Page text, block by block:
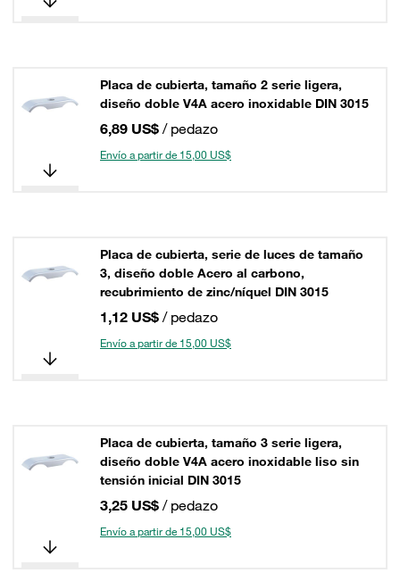
Placa de cubierta, tamaño 2 serie ligera,
diseño doble V4A acero inoxidable DIN 3015
6,89 US$ / pedazo
Envío a partir de 15,00 US$
Placa de cubierta, serie de luces de tamaño
3, diseño doble Acero al carbono,
recubrimiento de zinc/níquel DIN 3015
1,12 US$ / pedazo
Envío a partir de 15,00 US$
Placa de cubierta, tamaño 3 serie ligera,
diseño doble V4A acero inoxidable liso sin
tensión inicial DIN 3015
3,25 US$ / pedazo
Envío a partir de 15,00 US$